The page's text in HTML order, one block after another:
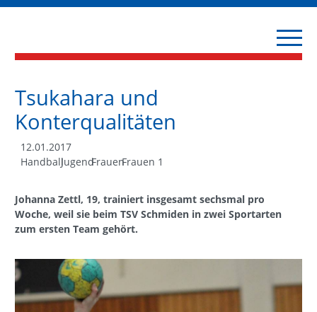
Tsukahara und
Konterqualitäten
12.01.2017
HandballJugendFrauenFrauen 1
Johanna Zettl, 19, trainiert insgesamt sechsmal pro
Woche, weil sie beim TSV Schmiden in zwei Sportarten
zum ersten Team gehört.